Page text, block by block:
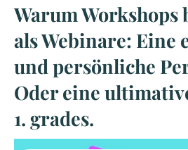
Warum Workshops
als Webinare: Eine
und persönliche
Oder eine
1. grades.